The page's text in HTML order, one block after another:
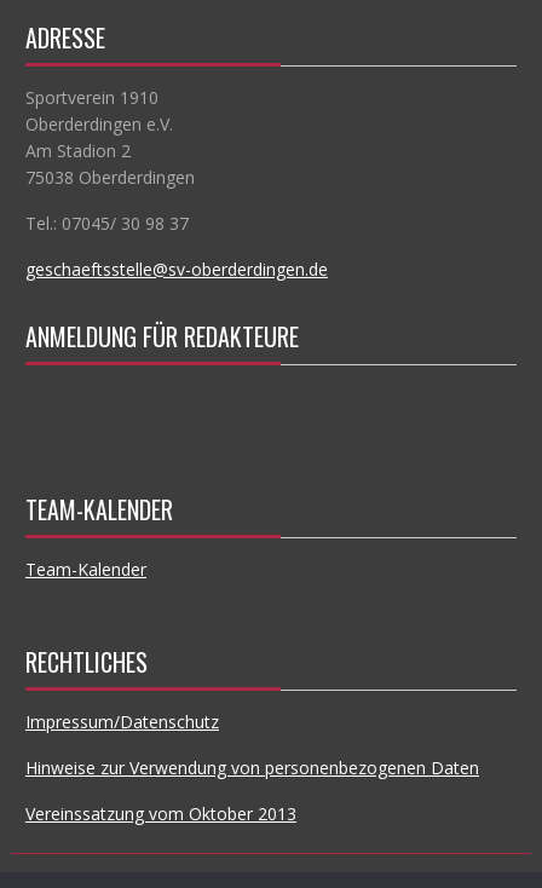
ADRESSE
Sportverein 1910
Oberderdingen e.V.
Am Stadion 2
75038 Oberderdingen
Tel.: 07045/ 30 98 37
geschaeftsstelle@sv-oberderdingen.de
ANMELDUNG FÜR REDAKTEURE
TEAM-KALENDER
Team-Kalender
RECHTLICHES
Impressum/Datenschutz
Hinweise zur Verwendung von personenbezogenen Daten
Vereinssatzung vom Oktober 2013